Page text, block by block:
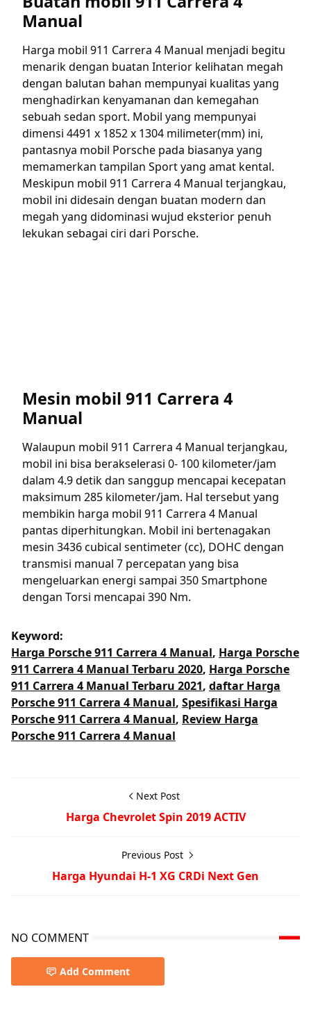
Manual
Harga mobil 911 Carrera 4 Manual menjadi begitu
menarik dengan buatan Interior kelihatan megah
dengan balutan bahan mempunyai kualitas yang
menghadirkan kenyamanan dan kemegahan
sebuah sedan sport. Mobil yang mempunyai
dimensi 4491 x 1852 x 1304 milimeter(mm) ini,
pantasnya mobil Porsche pada biasanya yang
memamerkan tampilan Sport yang amat kental.
Meskipun mobil 911 Carrera 4 Manual terjangkau,
mobil ini didesain dengan buatan modern dan
megah yang didominasi wujud eksterior penuh
lekukan sebagai ciri dari Porsche.
Mesin mobil 911 Carrera 4
Manual
Walaupun mobil 911 Carrera 4 Manual terjangkau,
mobil ini bisa berakselerasi 0- 100 kilometer/jam
dalam 4.9 detik dan sanggup mencapai kecepatan
maksimum 285 kilometer/jam. Hal tersebut yang
membikin harga mobil 911 Carrera 4 Manual
pantas diperhitungkan. Mobil ini bertenagakan
mesin 3436 cubical sentimeter (cc), DOHC dengan
transmisi manual 7 percepatan yang bisa
mengeluarkan energi sampai 350 Smartphone
dengan Torsi mencapai 390 Nm.
Keyword:
Harga Porsche 911 Carrera 4 Manual, Harga Porsche
911 Carrera 4 Manual Terbaru 2020, Harga Porsche
911 Carrera 4 Manual Terbaru 2021, daftar Harga
Porsche 911 Carrera 4 Manual, Spesifikasi Harga
Porsche 911 Carrera 4 Manual, Review Harga
Porsche 911 Carrera 4 Manual
Next Post
Harga Chevrolet Spin 2019 ACTIV
Previous Post
Harga Hyundai H-1 XG CRDi Next Gen
NO COMMENT
Add Comment